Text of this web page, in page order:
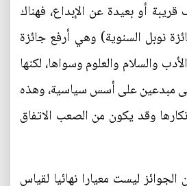
أو بعيدة عن الإبداع، فهناك
نوبل السنوية) وهي أرفع جائزة
والسلام والعلوم وسواها، لكنها
إلى مبدعين على أسس سياسية، وهذه
وقد يكون من الصعب الاتفاق
ليست معيارا نهائيا لقياس